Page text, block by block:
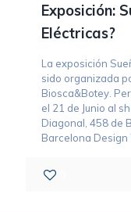
Exposición:
Eléctricas?
La exposición
sido organizada
Biosca&Botey.
el 21 de Junio al
Diagonal, 458 de
Barcelona Design